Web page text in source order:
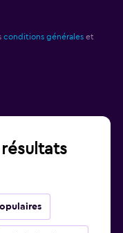
conditions générales et